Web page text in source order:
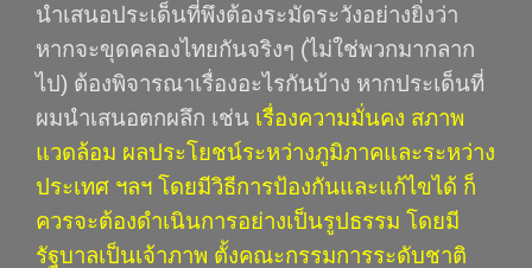
นำเสนอประเด็นที่พึงต้องระมัดระวังอย่างยิ่งว่า
หากจะขุดคลองไทยกันจริงๆ (ไม่ใช่พวกมากลาก
ไป) ต้องพิจารณาเรื่องอะไรกันบ้าง หากประเด็นที่
ผมนำเสนอตกผลึก เช่น เรื่องความมั่นคง สภาพ
แวดล้อม ผลประโยชน์ระหว่างภูมิภาคและระหว่าง
ประเทศ ฯลฯ โดยมีวิธีการป้องกันและแก้ไขได้ ก็
ควรจะต้องดำเนินการอย่างเป็นรูปธรรม โดยมี
รัฐบาลเป็นเจ้าภาพ ตั้งคณะกรรมการระดับชาติ